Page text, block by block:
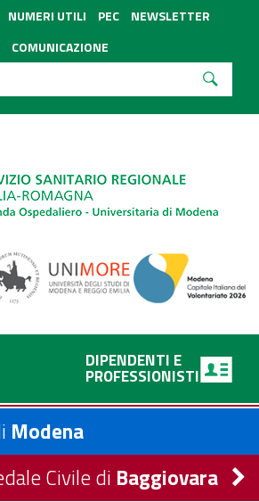
NUMERI UTILI PEC
NEWSLETTER
COMUNICAZIONE
DIPENDENTI E
PROFESSIONISTI
Modena
Civile di Baggiovara